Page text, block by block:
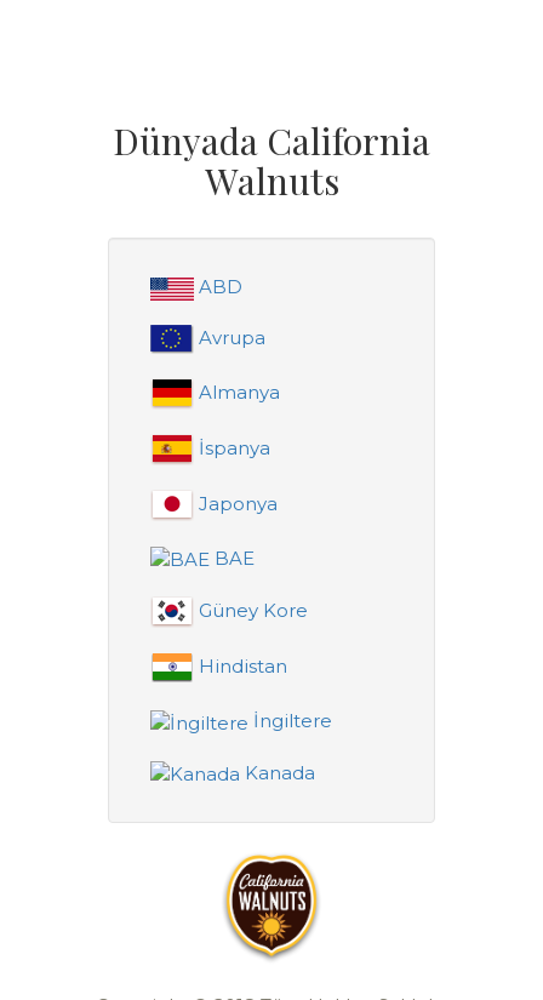
Dünyada California
Walnuts
ABD
Avrupa
Almanya
İspanya
Japonya
BAE
Güney Kore
Hindistan
İngiltere
Kanada